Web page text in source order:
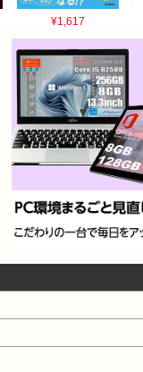
¥1,617